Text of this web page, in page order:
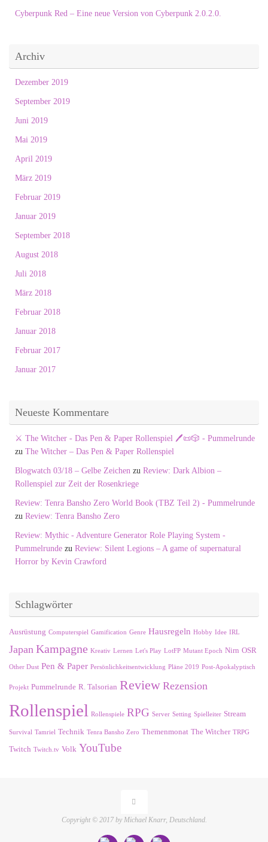
Cyberpunk Red – Eine neue Version von Cyberpunk 2.0.2.0.
Archiv
Dezember 2019
September 2019
Juni 2019
Mai 2019
April 2019
März 2019
Februar 2019
Januar 2019
September 2018
August 2018
Juli 2018
März 2018
Februar 2018
Januar 2018
Februar 2017
Januar 2017
Neueste Kommentare
⚔️ The Witcher - Das Pen & Paper Rollenspiel 🖊️📜🎲 - Pummelrunde
zu The Witcher – Das Pen & Paper Rollenspiel
Blogwatch 03/18 – Gelbe Zeichen zu Review: Dark Albion –
Rollenspiel zur Zeit der Rosenkriege
Review: Tenra Bansho Zero World Book (TBZ Teil 2) - Pummelrunde
zu Review: Tenra Bansho Zero
Review: Mythic - Adventure Generator Role Playing System -
Pummelrunde zu Review: Silent Legions – A game of supernatural
Horror by Kevin Crawford
Schlagwörter
Ausrüstung Computerspiel Gamification Genre Hausregeln Hobby Idee IRL
Japan Kampagne Kreativ Lernen Let's Play LotFP Mutant Epoch Nirn OSR
Other Dust Pen & Paper Persönlichkeitsentwicklung Pläne 2019 Post-Apokalyptisch
Projekt Pummelrunde R. Talsorian Review Rezension
Rollenspiel Rollenspiele RPG Server Setting Spielleiter Stream
Survival Tamriel Technik Tenra Bansho Zero Themenmonat The Witcher TRPG
Twitch Twitch.tv Volk YouTube
Copyright © 2017 by Michael Knarr, Deutschland.